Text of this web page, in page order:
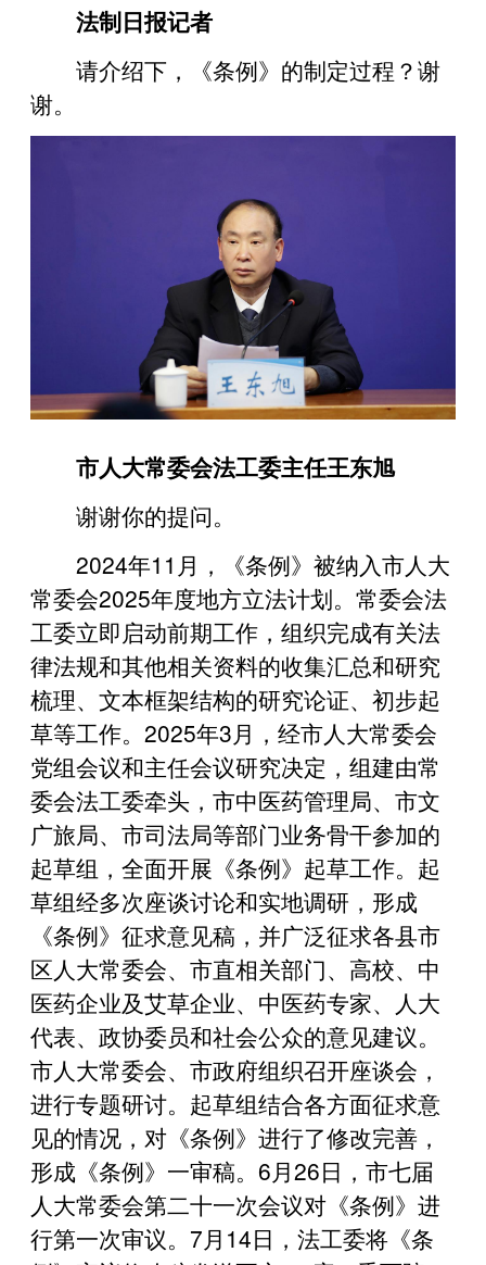
法制日报记者
请介绍下，《条例》的制定过程？谢
谢。
市人大常委会法工委主任王东旭
谢谢你的提问。
2024年11月，《条例》被纳入市人大
常委会2025年度地方立法计划。常委会法
工委立即启动前期工作，组织完成有关法
律法规和其他相关资料的收集汇总和研究
梳理、文本框架结构的研究论证、初步起
草等工作。2025年3月，经市人大常委会
党组会议和主任会议研究决定，组建由常
委会法工委牵头，市中医药管理局、市文
广旅局、市司法局等部门业务骨干参加的
起草组，全面开展《条例》起草工作。起
草组经多次座谈讨论和实地调研，形成
《条例》征求意见稿，并广泛征求各县市
区人大常委会、市直相关部门、高校、中
医药企业及艾草企业、中医药专家、人大
代表、政协委员和社会公众的意见建议。
市人大常委会、市政府组织召开座谈会，
进行专题研讨。起草组结合各方面征求意
见的情况，对《条例》进行了修改完善，
形成《条例》一审稿。6月26日，市七届
人大常委会第二十一次会议对《条例》进
行第一次审议。7月14日，法工委将《条